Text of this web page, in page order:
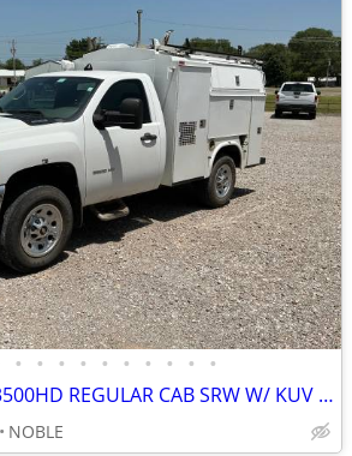
• • • • • • • • • •
2014 CHEVROLET 3500HD REGULAR CAB SRW W/ KUV UTILITY BED
NOBLE